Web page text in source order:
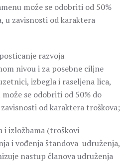
može se odobriti od 50%
u zavisnosti od karaktera
razvoja
nivou i za posebne ciljne
izbegla i raseljena lica,
se odobriti od 50% do
od karaktera troškova;
izložbama (troškovi
i vođenja štandova udruženja,
nastup članova udruženja